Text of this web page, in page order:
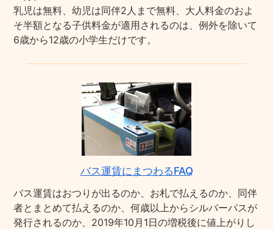
乳児は無料、幼児は同伴2人まで無料、大人料金のおよ
そ半額となる子供料金が適用されるのは、例外を除いて
6歳から12歳の小学生だけです。
バス運賃にまつわるFAQ
バス運賃はおつりが出るのか、お札で払えるのか、同伴
者とまとめて払えるのか、何歳以上からシルバーパスが
発行されるのか、2019年10月1日の増税後に値上がりし